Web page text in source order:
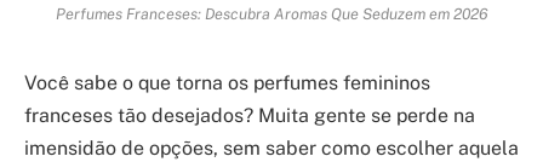
Perfumes Franceses: Descubra Aromas Que Seduzem em 2026
Você sabe o que torna os perfumes femininos
franceses tão desejados? Muita gente se perde na
imensidão de opções, sem saber como escolher aquela